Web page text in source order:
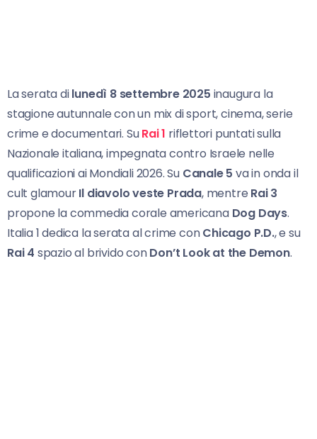
La serata dilunedì 8 settembre 2025 inaugura la
stagione autunnale con un mix di sport, cinema, serie
crime e documentari. SuRai 1 riflettori puntati sulla
Nazionale italiana, impegnata contro Israele nelle
qualificazioni ai Mondiali 2026. Su Canale 5 va in onda il
cult glamourIl diavolo veste Prada, mentre Rai 3
propone la commedia corale americana Dog Days.
Italia 1 dedica la serata al crime conChicago P.D., e su
Rai 4 spazio al brivido conDon’t Look at the Demon.